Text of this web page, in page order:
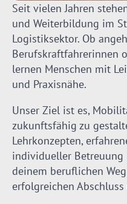
Seit vielen Jahren
und Weiterbildung im
Logistiksektor. Ob
Berufskraftfahrerinnen
lernen Menschen mit
und Praxisnähe.
Unser Ziel ist es,
zukunftsfähig zu
Lehrkonzepten,
individueller
deinem beruflichen
erfolgreichen